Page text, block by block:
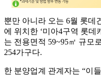
뿐만 아니라 오는 6월 롯데
에 위치한 ‘미아4구역 롯데
는 전용면적 59~95㎡ 규모
254가구다.
한 분양업계 관계자는 “이